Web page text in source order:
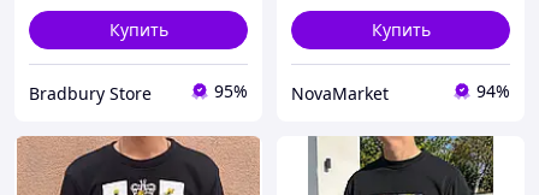
Купить
Bradbury Store 95%
Купить
NovaMarket 94%